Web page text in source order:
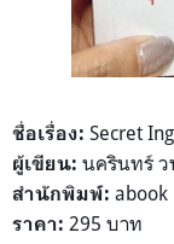
ชื่อเรื่อง: Secret
ผู้เขียน: นครินทร์
สำนักพิมพ์: abook
ราคา: 295 บาท